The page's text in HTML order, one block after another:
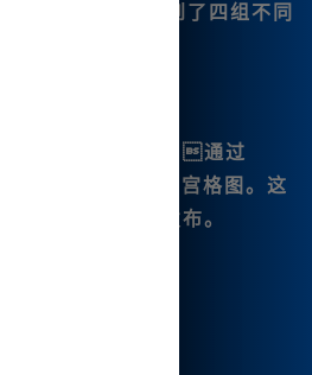
击几下，我就得到了四组不同
惊艳。
可以轻松下载。通过
，我可以快速生成四宫格图。这
在社交媒体上发布。